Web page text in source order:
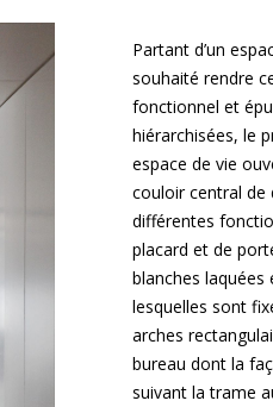
Partant d’un
souhaité rendre
fonctionnel et
hiérarchisées, le
espace de vie
couloir central de
différentes
placard et de
blanches laquées
lesquelles sont
arches
bureau dont la
suivant la trame